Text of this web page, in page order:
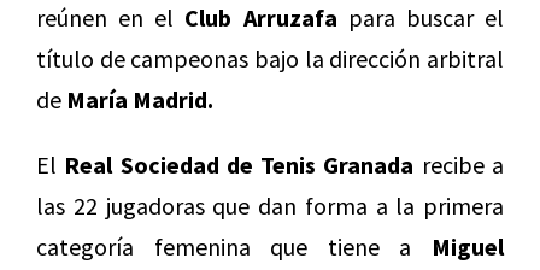
reúnen en el Club Arruzafa para buscar el
título de campeonas bajo la dirección arbitral
de María Madrid.
El Real Sociedad de Tenis Granada recibe a
las 22 jugadoras que dan forma a la primera
categoría femenina que tiene a Miguel